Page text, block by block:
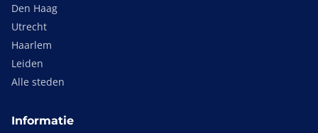
Den Haag
Utrecht
Haarlem
Leiden
Alle steden
Informatie